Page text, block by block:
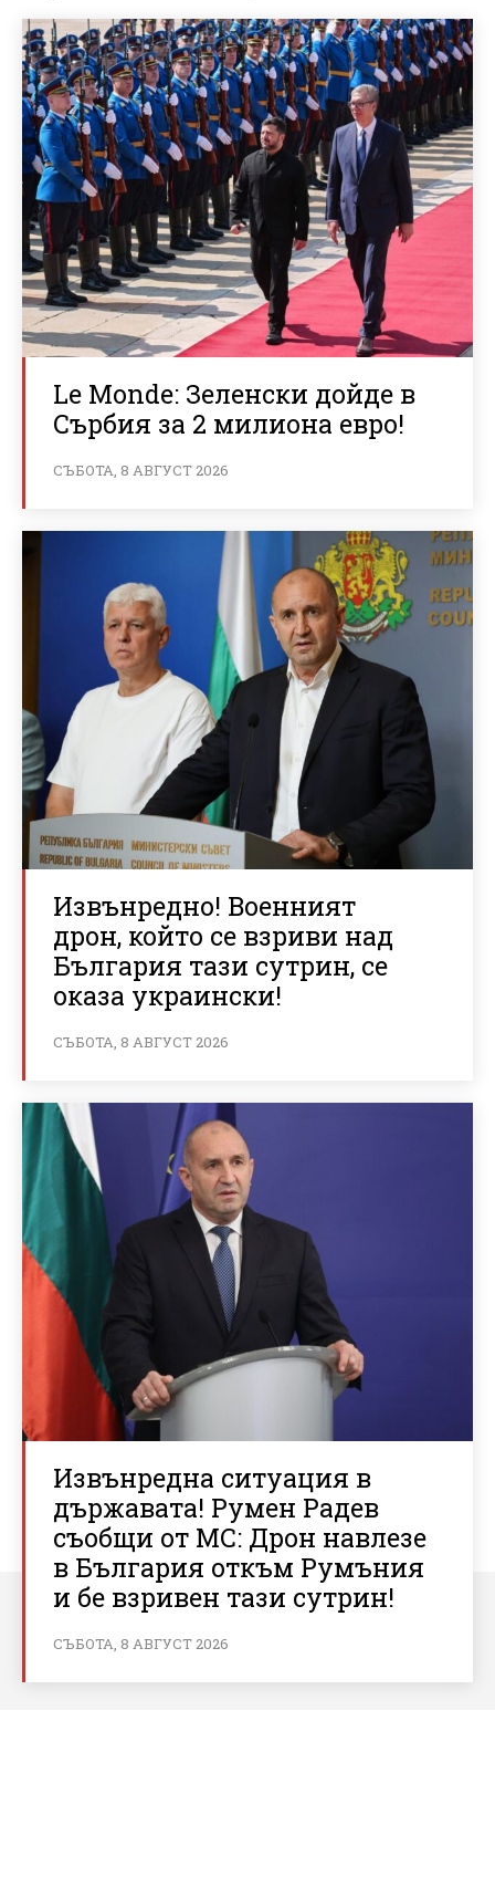
Le Monde: Зеленски дойде в
Сърбия за 2 милиона евро!
СЪБОТА, 8 АВГУСТ 2026
Извънредно! Военният
дрон, който се взриви над
България тази сутрин, се
оказа украински!
СЪБОТА, 8 АВГУСТ 2026
Извънредна ситуация в
държавата! Румен Радев
съобщи от МС: Дрон навлезе
в България откъм Румъния
и бе взривен тази сутрин!
СЪБОТА, 8 АВГУСТ 2026